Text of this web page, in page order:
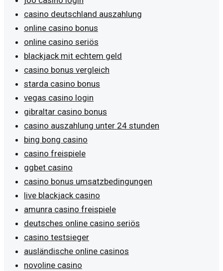
casino deutschland auszahlung
online casino bonus
online casino seriös
blackjack mit echtem geld
casino bonus vergleich
starda casino bonus
vegas casino login
gibraltar casino bonus
casino auszahlung unter 24 stunden
bing bong casino
casino freispiele
ggbet casino
casino bonus umsatzbedingungen
live blackjack casino
amunra casino freispiele
deutsches online casino seriös
casino testsieger
ausländische online casinos
novoline casino